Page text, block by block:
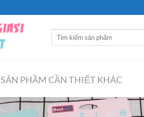
Tìm
SẢN PHẦM CẦN THIẾT KHÁC